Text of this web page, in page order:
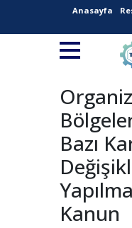
Anasayfa
Bazı
Kanun